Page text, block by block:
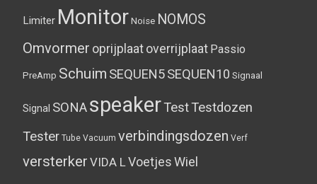
Limiter Monitor Noise NOMOS
Omvormer oprijplaatoverrijplaat Passio
PreAmp Schuim SEQUEN5SEQUEN10 Signaal
Signal SONAspeakerTestTestdozen
Tester Tube Vacuum verbindingsdozen Verf
versterker VIDA L VoetjesWiel